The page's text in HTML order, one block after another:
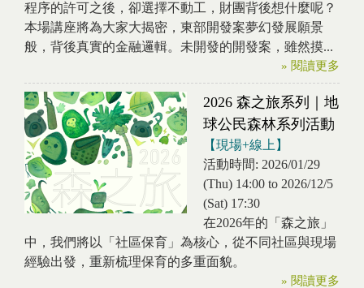
程序的許可之後，卻選擇不動工，財團背後想什麼呢？
本場講座將為大家大揭密，東部開發案夢幻發展願景
般，背後真實的金融邏輯。未開發的開發案，雖然摸...
» 閱讀更多
2026 森之旅系列｜地
球公民森林系列活動
【現場+線上】
活動時間: 2026/01/29
(Thu) 14:00 to 2026/12/5
(Sat) 17:30
在2026年的「森之旅」
中，我們將以「社區保育」為核心，從不同社區與現場
經驗出發，重新梳理保育的多重面貌。
» 閱讀更多